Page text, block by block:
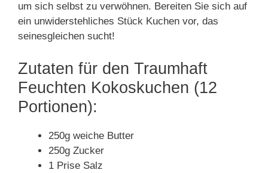
um sich selbst zu verwöhnen. Bereiten Sie sich auf
ein unwiderstehliches Stück Kuchen vor, das
seinesgleichen sucht!
Zutaten für den Traumhaft
Feuchten Kokoskuchen (12
Portionen):
250g weiche Butter
250g Zucker
1 Prise Salz